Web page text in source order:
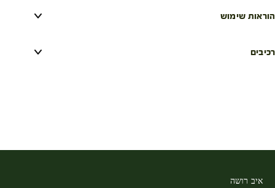
הוראות שימוש
רכיבים
איב רושה